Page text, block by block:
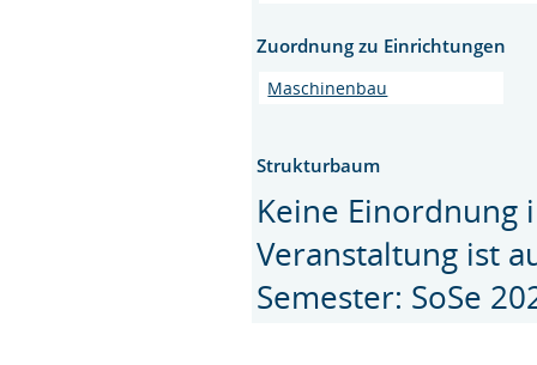
Zuordnung zu Einrichtungen
Maschinenbau
Strukturbaum
Keine Einordnung
Veranstaltung ist
Semester: SoSe